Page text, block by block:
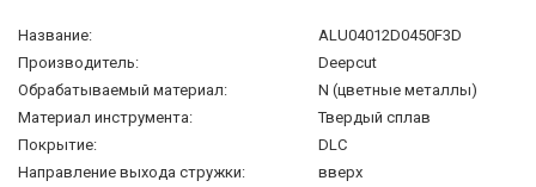
Название:
ALU04012D0450F3D
Производитель:
Deepcut
Обрабатываемый материал:
N (цветные металлы)
Материал инструмента:
Твердый сплав
Покрытие:
DLC
Направление выхода стружки:
вверх